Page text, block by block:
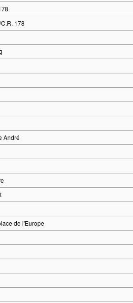
178
André
de l'Europe